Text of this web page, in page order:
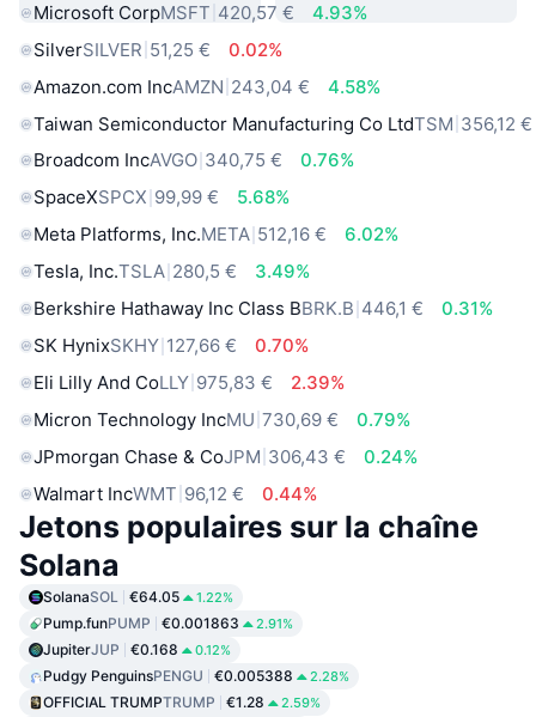
Microsoft CorpMSFT 420,57 €
4.93%
SilverSILVER 51,25 €
0.02%
Amazon.com IncAMZN 243,04 €
4.58%
Taiwan Semiconductor Manufacturing Co LtdTSM 356,12 €
Broadcom IncAVGO 340,75 €
0.76%
SpaceXSPCX 99,99 €
5.68%
Meta Platforms, Inc.META 512,16 €
6.02%
Tesla, Inc.TSLA 280,5 €
3.49%
Berkshire Hathaway Inc Class BBRK.B 446,1 €
0.31%
SK HynixSKHY 127,66 €
0.70%
Eli Lilly And CoLLY 975,83 €
2.39%
Micron Technology IncMU 730,69 €
0.79%
JPmorgan Chase & CoJPM 306,43 €
0.24%
Walmart IncWMT 96,12 € 0.44%
Jetons populaires sur la chaîne
Solana
SolanaSOL €64.05 1.22%
Pump.funPUMP €0.001863 2.91%
JupiterJUP €0.168 0.12%
Pudgy PenguinsPENGU €0.005388 2.28%
OFFICIAL TRUMPTRUMP €1.28 2.59%